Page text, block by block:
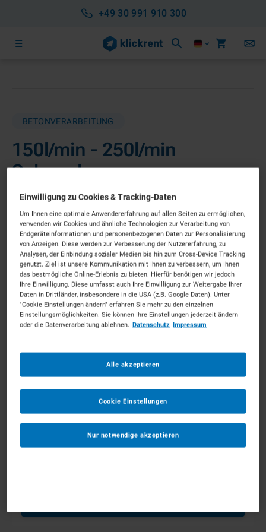
+49 30 991 910 300
BETONVERARBEITUNG
150l/min - 250l/min
Schneckenpumpen
ab 79 € pro Tag*Nettopreis
SOFORT LIEFERBAR
Individuelle Ausstattung erfolgt im nächsten Schritt
Ab dem*
Einwilligung zu Cookies & Tracking-Daten
Um Ihnen eine optimale Anwendererfahrung auf allen Seiten zu ermöglichen,
verwenden wir Cookies und ähnliche Technologien zur Verarbeitung von
Endgeräteinformationen und personenbezogenen Daten zur Personalisierung
von Anzeigen. Diese werden zur Verbesserung der Nutzererfahrung, zu
Analysen, der Einbindung sozialer Medien bis hin zum Cross-Device Tracking
genutzt. Ziel ist unsere Kommunikation mit Ihnen zu verbessern, um Ihnen
das bestmögliche Online-Erlebnis zu bieten. Hierfür benötigen wir jedoch
Ihre Einwilligung. Diese umfasst auch Ihre Einwilligung zur Weitergabe Ihrer
Daten in Drittländer, insbesondere in die USA (z.B. Google Daten). Unter
"Cookie Einstellungen ändern" erfahren Sie mehr zu den einzelnen
Einstellungsmöglichkeiten. Sie können Ihre Einstellungen jederzeit ändern
oder die Datenverarbeitung ablehnen. Datenschutz Impressum
Nur notwendige akzeptieren
Alle akzeptieren
Cookie Einstellungen